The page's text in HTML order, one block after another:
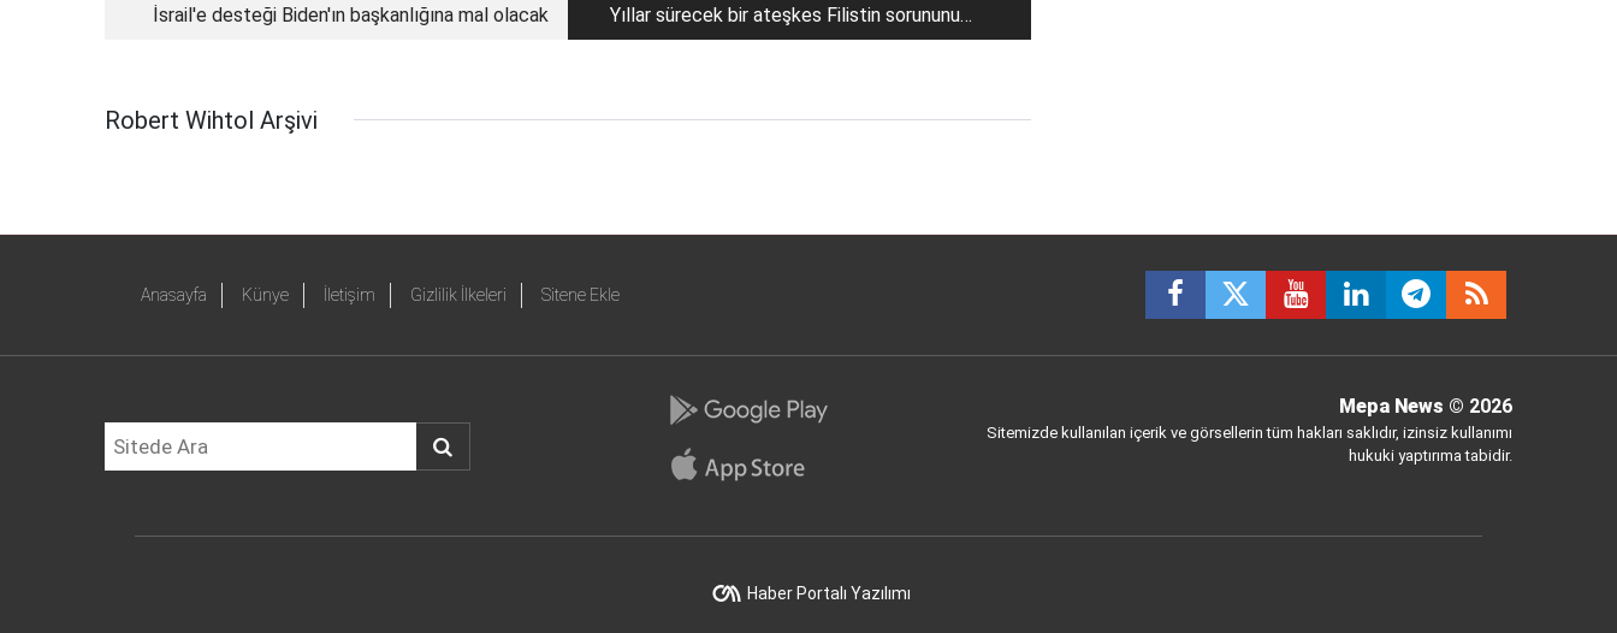
İsrail'e desteği Biden'ın başkanlığına mal olacak
Yıllar sürecek bir ateşkes Filistin sorununu
çözebilir mi?
Robert Wihtol Arşivi
Anasayfa Künye İletişim Gizlilik İlkeleri Sitene Ekle
Mepa News © 2026
Sitemizde kullanılan içerik ve görsellerin tüm hakları saklıdır, izinsiz kullanımı
hukuki yaptırıma tabidir.
Haber Portalı Yazılımı